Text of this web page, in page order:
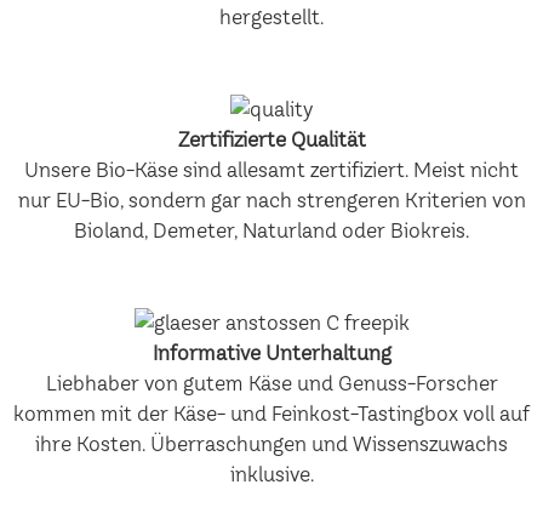
hergestellt.
Zertifizierte Qualität
Unsere Bio-Käse sind allesamt zertifiziert. Meist nicht
nur EU-Bio, sondern gar nach strengeren Kriterien von
Bioland, Demeter, Naturland oder Biokreis.
Informative Unterhaltung
Liebhaber von gutem Käse und Genuss-Forscher
kommen mit der Käse- und Feinkost-Tastingbox voll auf
ihre Kosten. Überraschungen und Wissenszuwachs
inklusive.